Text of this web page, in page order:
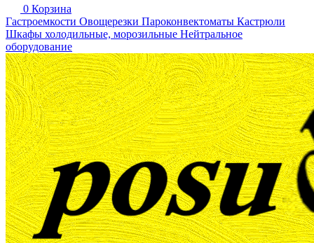
0 Корзина
Гастроемкости Овощерезки Пароконвектоматы Кастрюли
Шкафы холодильные, морозильные Нейтральное
оборудование